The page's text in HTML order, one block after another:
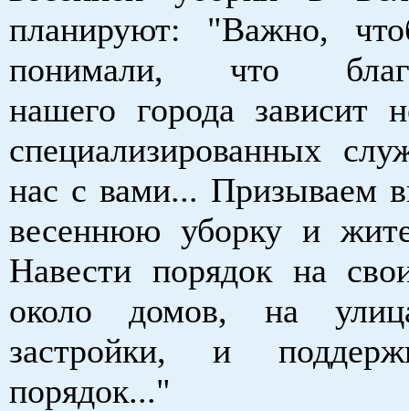
планируют: "Важно,
понимали, что
нашего города зависит
специализированных
нас с вами... Призываем
весеннюю уборку и
Навести порядок на
около домов, на
застройки, и
порядок..."